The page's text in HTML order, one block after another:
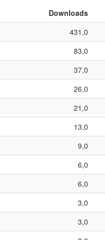
Downloads
431,0
83,0
37,0
26,0
21,0
13,0
9,0
6,0
6,0
3,0
3,0